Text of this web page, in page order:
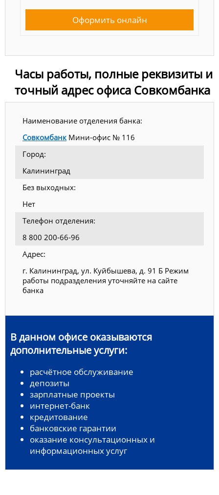
Оформить онлайн
Часы работы, полные реквизиты и
точный адрес офиса Совкомбанка
Наименование отделения банка:
Совкомбанк Мини-офис № 116
Город:
Калининград
Без выходных:
Нет
Телефон отделения:
8 800 200-66-96
Адрес:
г. Калининград, ул. Куйбышева, д. 91 Б Режим
работы подразделения уточняйте на сайте
банка
В данном офисе оказываются
дополнительные услуги:
расчётное обслуживание
депозиты
зарплатные проекты
интернет-банк
кредитование
банковские гарантии
оказание консультационных и
информационных услуг